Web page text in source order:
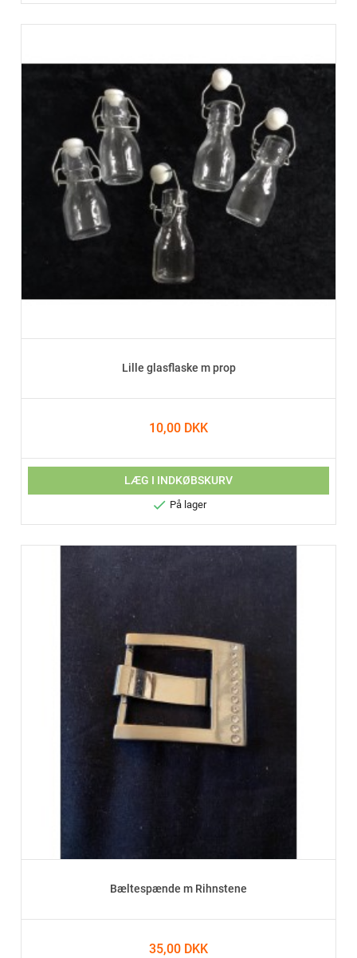
Lille glasflaske m prop
10,00 DKK
LÆG I INDKØBSKURV
 På lager
Bæltespænde m Rihnstene
35,00 DKK